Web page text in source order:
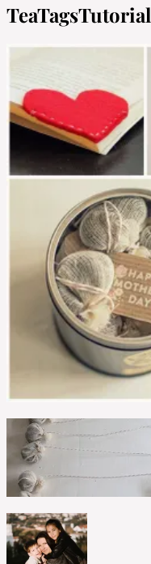
TeaTagsTutorial